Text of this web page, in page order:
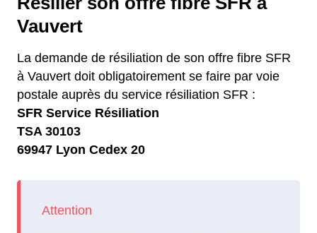
Vauvert
La demande de résiliation de son offre fibre SFR
à Vauvert doit obligatoirement se faire par voie
postale auprès du service résiliation SFR :
SFR Service Résiliation
TSA 30103
69947 Lyon Cedex 20